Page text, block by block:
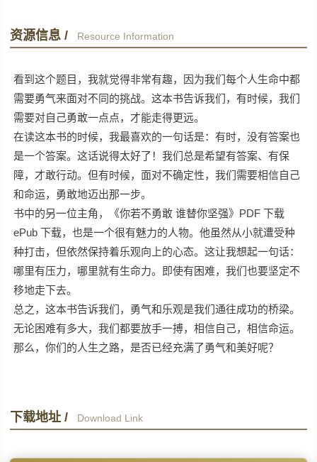
资源信息 / Resource Information
看到这个题目，我就觉得非常有趣，因为我们每个人生命中都
需要勇气来面对不同的挑战。这本书告诉我们，有时候，我们
需要对自己勇敢一点点，才能走得更远。
在读这本书的时候，我最喜欢的一句话是：有时，没有答案也
是一个答案。这话说得太好了！我们总是希望有答案、有保
障，才敢行动。但有时候，面对不确定性，我们需要相信自己
和命运，勇敢地迈出那一步。
书中的另一位主角，《你若不勇敢 谁替你坚强》PDF 下载
ePub 下载，也是一个很有魅力的人物。他虽然从小就遭受种
种打击，但依然保持着乐观向上的心态。这让我想起一句话：
哪里有压力，哪里就有生命力。即使有困难，我们也要坚定不
移地走下去。
总之，这本书告诉我们，勇气和乐观是我们通往成功的桥梁。
无论困难有多大，我们都要放手一搏，相信自己，相信命运。
那么，你们的人生之路，是否已经充满了勇气和美好呢？
下载地址 / Download Link